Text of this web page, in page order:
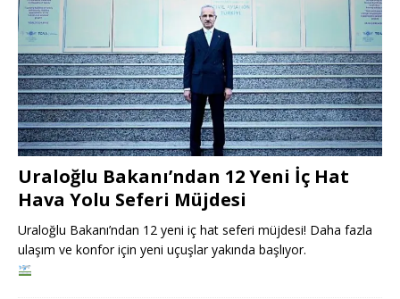
Uraloğlu Bakanı’ndan 12 Yeni İç Hat
Hava Yolu Seferi Müjdesi
Uraloğlu Bakanı’ndan 12 yeni iç hat seferi müjdesi! Daha fazla
ulaşım ve konfor için yeni uçuşlar yakında başlıyor.